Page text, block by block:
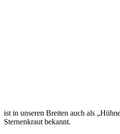
ist in unseren Breiten auch als
Sternenkraut bekannt.